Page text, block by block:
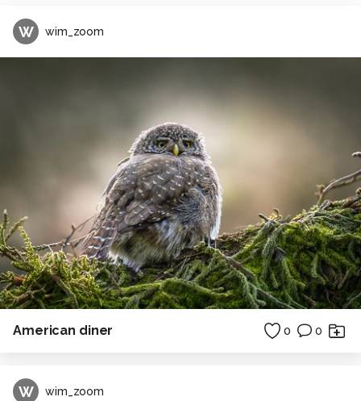
W wim_zoom
American diner 0 0
W wim_zoom